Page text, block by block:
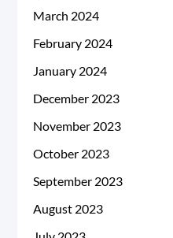
March 2024
February 2024
January 2024
December 2023
November 2023
October 2023
September 2023
August 2023